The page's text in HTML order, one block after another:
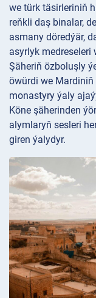
we türk täsirleriniň
reňkli daş binalar,
asmany döredýär,
asyrlyk medreseleri
Şäheriň özboluşly
öwürdi we
monastyry ýaly
Köne şäherinden
alymlaryň sesleri
giren ýalydyr.